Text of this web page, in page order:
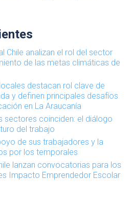
Chile analizan el rol del sector
de las metas climáticas de
destacan rol clave de
y definen principales desafíos
en La Araucanía
sectores coinciden: el diálogo
del trabajo
de sus trabajadores y la
por los temporales
lanzan convocatorias para los
Impacto Emprendedor Escolar